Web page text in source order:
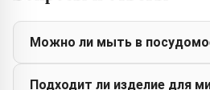
Можно ли мыть в
Подходит ли изделие для